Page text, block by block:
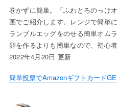
巻かずに簡単。「ふわとろのっけ
画でご紹介します。レンジで簡単
ランブルエッグをのせる簡単オム
卵を作るよりも簡単なので、初心
2022年4月20日 更新
簡単投票でAmazonギフトカード